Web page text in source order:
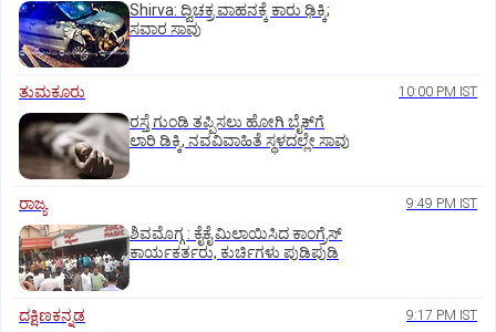
Shirva: ದ್ವಿಚಕ್ರ ವಾಹನಕ್ಕೆ ಕಾರು ಢಿಕ್ಕಿ;
ಸವಾರ ಸಾವು
ತುಮಕೂರು 10:00 PM IST
ರಸ್ತೆ ಗುಂಡಿ ತಪ್ಪಿಸಲು ಹೋಗಿ ಬೈಕ್‌ಗೆ
ಲಾರಿ ಡಿಕ್ಕಿ, ನವವಿವಾಹಿತೆ ಸ್ಥಳದಲ್ಲೇ ಸಾವು
ರಾಜ್ಯ 9:49 PM IST
ಶಿವಮೊಗ್ಗ : ಕೈಕೈ ಮಿಲಾಯಿಸಿದ ಕಾಂಗ್ರೆಸ್
ಕಾರ್ಯಕರ್ತರು, ಕುರ್ಚಿಗಳು ಪುಡಿಪುಡಿ
ದಕ್ಷಿಣಕನ್ನಡ 9:17 PM IST